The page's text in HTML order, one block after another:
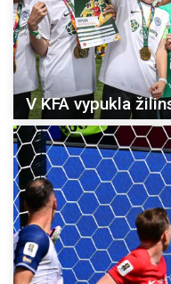
V KFA vypukla